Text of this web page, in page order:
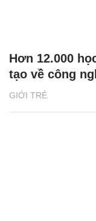
GIỚI TRẺ
Hơn 12.000
tạo về công